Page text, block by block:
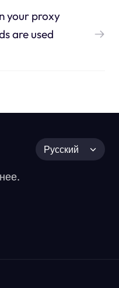
your proxy
are used
Русский